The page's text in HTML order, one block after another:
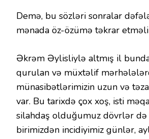
Demə, bu sözləri sonralar
mənada öz-özümə təkrar etməli
Əkrəm Əylisliylə altmış il
qurulan və müxtəlif
münasibətlərimizin uzun və
var. Bu tarixdə çox xoş, isti
silahdaş olduğumuz dövrlər
birimizdən incidiyimiz günlər,